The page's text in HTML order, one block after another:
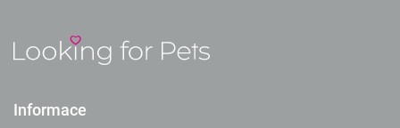
Informace